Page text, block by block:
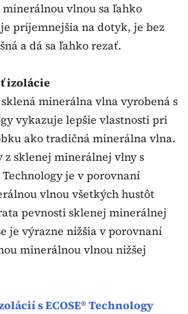
minerálnou vlnou sa ľahko
príjemnejšia na dotyk, je bez
a dá sa ľahko rezať.
izolácie
minerálna vlna vyrobená s
vykazuje lepšie vlastnosti pri
ako tradičná minerálna vlna.
z sklenej minerálnej vlny s
Technology je v porovnaní
vlnou všetkých hustôt
pevnosti sklenej minerálnej
je výrazne nižšia v porovnaní
minerálnou vlnou nižšej
s ECOSE® Technology